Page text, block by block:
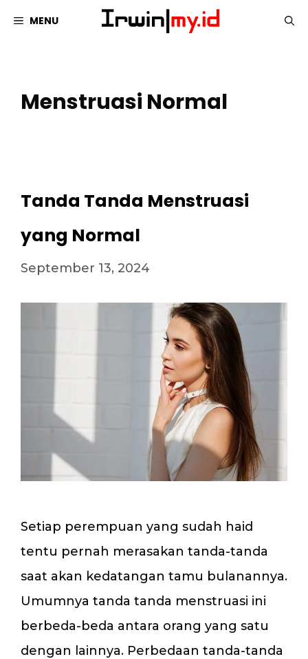
MENU
Menstruasi Normal
Tanda Tanda Menstruasi
yang Normal
September 13, 2024
Setiap perempuan yang sudah haid
tentu pernah merasakan tanda-tanda
saat akan kedatangan tamu bulanannya.
Umumnya tanda tanda menstruasi ini
berbeda-beda antara orang yang satu
dengan lainnya. Perbedaan tanda-tanda